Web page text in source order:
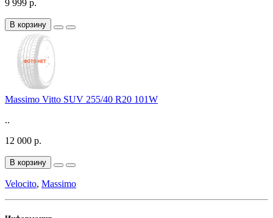
9 999 р.
В корзину
Massimo Vitto SUV 255/40 R20 101W
..
12 000 р.
В корзину
Velocito, Massimo